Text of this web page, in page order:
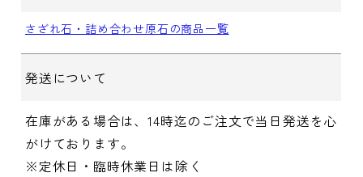
さざれ石・詰め合わせ原石の商品一覧
発送について
在庫がある場合は、14時迄のご注文で当日発送を心
がけております。
※定休日・臨時休業日は除く